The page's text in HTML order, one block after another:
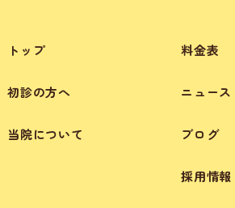
トップ
初診の方へ
当院について
料金表
ニュース
ブログ
採用情報